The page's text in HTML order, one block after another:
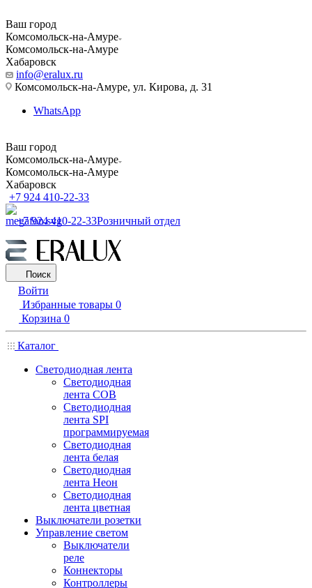
Ваш город
Комсомольск-на-Амуре
Комсомольск-на-Амуре
Хабаровск
info@eralux.ru
Комсомольск-на-Амуре, ул. Кирова, д. 31
WhatsApp
Ваш город
Комсомольск-на-Амуре
Комсомольск-на-Амуре
Хабаровск
+7 924 410-22-33
+7 924 410-22-33Розничный отдел
Поиск
Войти
Избранные товары 0
Корзина 0
Каталог
Светодиодная лента
Светодиодная
лента COB
Светодиодная
лента SPI
программируемая
Светодиодная
лента белая
Светодиодная
лента Неон
Светодиодная
лента цветная
Выключатели розетки
Управление светом
Выключатели
реле
Коннекторы
Контроллеры